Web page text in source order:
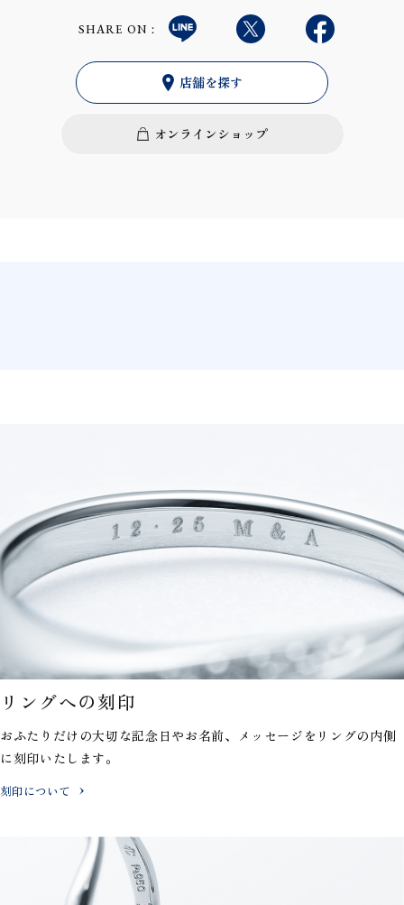
SHARE ON：
店舗を探す
オンラインショップ
リングへの刻印
おふたりだけの大切な記念日やお名前、メッセージを リングの内側
に刻印いたします。
刻印について